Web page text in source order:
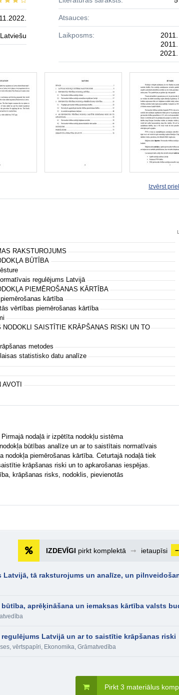
Latviešu
Atsauces:
Laikposms:
2021.
Izvērst
RAKSTUROJUMS
BŪTĪBA
regulējums Latvijā
PIEMĒROŠANAS KĀRTĪBA
kārtība
vērtības piemērošanas kārtība
SAISTĪTIE KRĀPŠANAS RISKI UN TO
metodes
statistisko datu analīze
AVOTI
nodaļā ir izpētīta nodokļu sistēma
būtības analīze un ar to saistītais normatīvais
nodokļa piemērošanas kārtība. Ceturtajā nodaļā tiek
krāpšanas riski un to apkarošanas iespējas.
krāpšanas risks, nodoklis, pievienotās
IZDEVĪGI pirkt komplektā ➞ ietaupīsi
tā raksturojums un analīze, un
aprēķināšana un iemaksas kārtība valsts
Latvijā un ar to saistītie krāpšanas riski
vērtspapīri, Ekonomika, Grāmatvedība
Pirkt 3 materiālus